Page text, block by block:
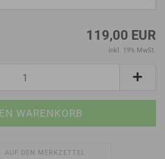
119,00 EUR
inkl. 19% MwSt.
AUF DEN MERKZETTEL